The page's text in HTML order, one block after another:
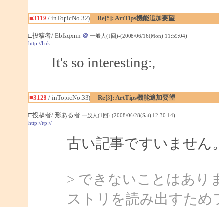
■3119 / inTopicNo.32) Re[5]: ArtTips機能追加要望
□投稿者/ Ebfzqxnn ＠ 一般人(1回)-(2008/06/16(Mon) 11:59:04)
http://link
It's so interesting:,
■3128 / inTopicNo.33) Re[3]: ArtTips機能追加要望
□投稿者/ 形ある者 一般人(1回)-(2008/06/28(Sat) 12:30:14)
http://ttp://
古い記事ですいません
> できないことはあり
ストリを読み出すた